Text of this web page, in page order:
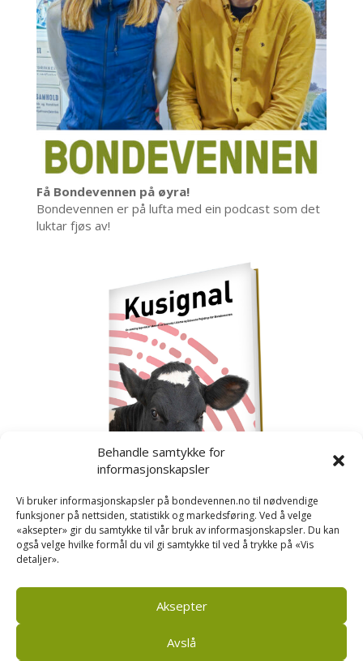
Behandle samtykke for
informasjonskapsler
Vi bruker informasjonskapsler på bondevennen.no til nødvendige
funksjoner på nettsiden, statistikk og markedsføring. Ved å velge
«aksepter» gir du samtykke til vår bruk av informasjonskapsler. Du kan
også velge hvilke formål du vil gi samtykke til ved å trykke på «Vis
detaljer».
Aksepter
Avslå
Få Bondevennen på øyra!
Bondevennen er på lufta med ein podcast som det
luktar fjøs av!
Kusignal